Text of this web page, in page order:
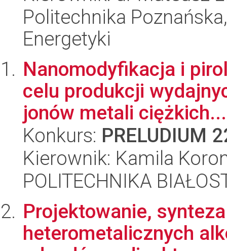
Politechnika
Energetyki
Nanomodyfikacja i
celu produkcji
jonów metali ciężkich...
Konkurs: PRELUDIUM
Kierownik: Kamila
POLITECHNIKA
Projektowanie,
heterometalicznych